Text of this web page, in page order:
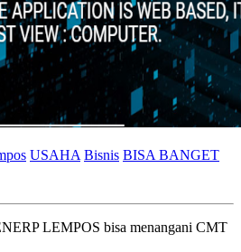
USAHA Bisnis BISA BANGET
LEMPOS bisa menangani CMT